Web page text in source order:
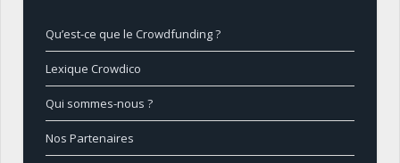
Qu’est-ce que le Crowdfunding ?
Lexique Crowdico
Qui sommes-nous ?
Nos Partenaires